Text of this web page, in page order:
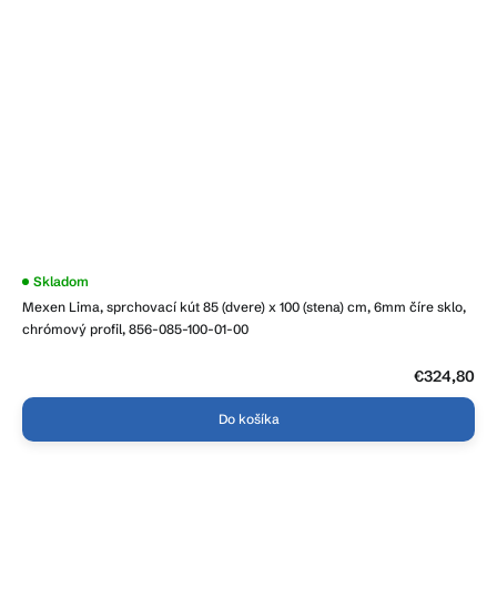
Mexen Lima, sprchovací kút 85 (dvere) x 100 (stena) cm, 6mm číre sklo,
chrómový profil, 856-085-100-01-00
Skladom
€324,80
Do košíka